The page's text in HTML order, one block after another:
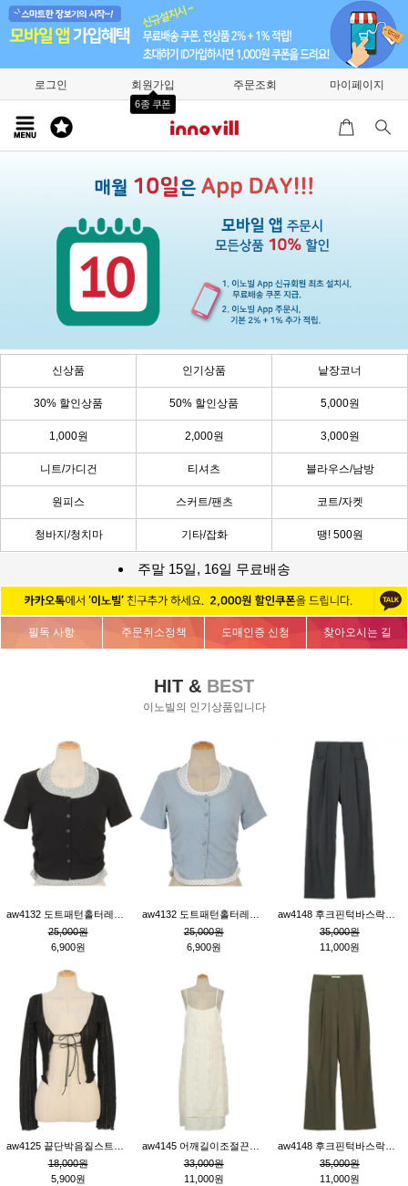
로그인 회원가입
6종 쿠폰
주문조회 마이페이지
신상품 인기상품 낱장코너
30% 할인상품 50% 할인상품 5,000원
1,000원 2,000원 3,000원
니트/가디건 티셔츠 블라우스/남방
원피스 스커트/팬츠 코트/자켓
청바지/청치마 기타/잡화 땡! 500원
주말 15일, 16일 무료배송
필독 사항 주문취소정책 도매인증 신청 찾아오시는 길
HIT & BEST
이노빌의 인기상품입니다
25,000원
6,900원
25,000원
6,900원
35,000원
11,000원
18,000원
5,900원
33,000원
11,000원
35,000원
11,000원